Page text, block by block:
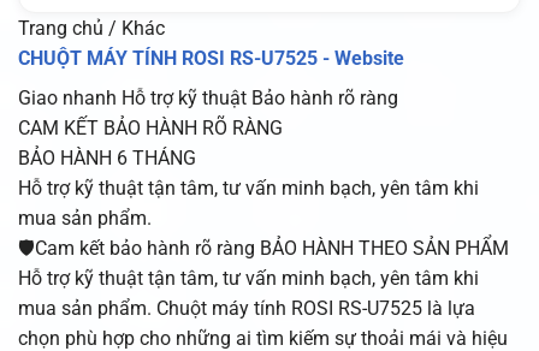
Trang chủ / Khác
CHUỘT MÁY TÍNH ROSI RS-U7525 - Website
Giao nhanh Hỗ trợ kỹ thuật Bảo hành rõ ràng
CAM KẾT BẢO HÀNH RÕ RÀNG
BẢO HÀNH 6 THÁNG
Hỗ trợ kỹ thuật tận tâm, tư vấn minh bạch, yên tâm khi
mua sản phẩm.
🛡️Cam kết bảo hành rõ ràng BẢO HÀNH THEO SẢN PHẨM
Hỗ trợ kỹ thuật tận tâm, tư vấn minh bạch, yên tâm khi
mua sản phẩm. Chuột máy tính ROSI RS-U7525 là lựa
chọn phù hợp cho những ai tìm kiếm sự thoải mái và hiệu